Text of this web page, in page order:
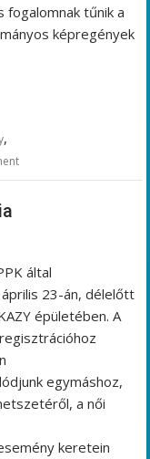
tűnik a
képregények
,
által
23-án, délelőtt
épületében. A
egymáshoz,
a női
keretein